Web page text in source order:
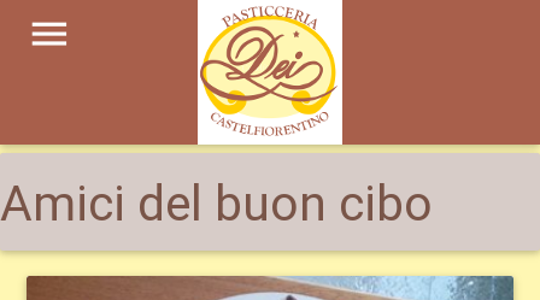
menu
Amici del buon cibo